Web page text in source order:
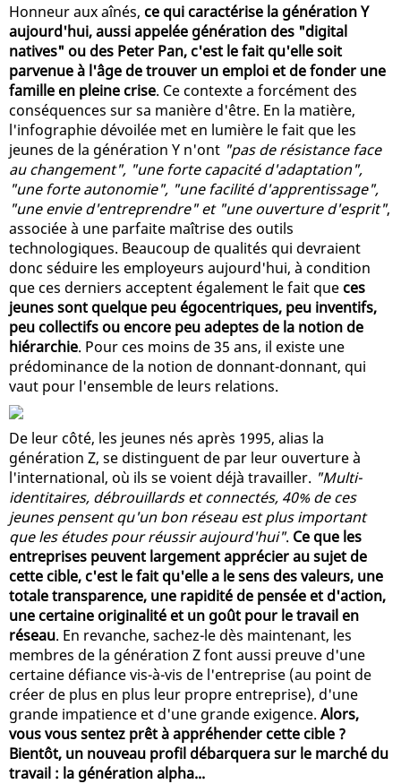
Honneur aux aînés, ce qui caractérise la génération Y
aujourd'hui, aussi appelée génération des "digital
natives" ou des Peter Pan, c'est le fait qu'elle soit
parvenue à l'âge de trouver un emploi et de fonder une
famille en pleine crise. Ce contexte a forcément des
conséquences sur sa manière d'être. En la matière,
l'infographie dévoilée met en lumière le fait que les
jeunes de la génération Y n'ont "pas de résistance face
au changement", "une forte capacité d'adaptation",
"une forte autonomie", "une facilité d'apprentissage",
"une envie d'entreprendre" et "une ouverture d'esprit",
associée à une parfaite maîtrise des outils
technologiques. Beaucoup de qualités qui devraient
donc séduire les employeurs aujourd'hui, à condition
que ces derniers acceptent également le fait que ces
jeunes sont quelque peu égocentriques, peu inventifs,
peu collectifs ou encore peu adeptes de la notion de
hiérarchie. Pour ces moins de 35 ans, il existe une
prédominance de la notion de donnant-donnant, qui
vaut pour l'ensemble de leurs relations.
De leur côté, les jeunes nés après 1995, alias la
génération Z, se distinguent de par leur ouverture à
l'international, où ils se voient déjà travailler. "Multi-
identitaires, débrouillards et connectés, 40% de ces
jeunes pensent qu'un bon réseau est plus important
que les études pour réussir aujourd'hui". Ce que les
entreprises peuvent largement apprécier au sujet de
cette cible, c'est le fait qu'elle a le sens des valeurs, une
totale transparence, une rapidité de pensée et d'action,
une certaine originalité et un goût pour le travail en
réseau. En revanche, sachez-le dès maintenant, les
membres de la génération Z font aussi preuve d'une
certaine défiance vis-à-vis de l'entreprise (au point de
créer de plus en plus leur propre entreprise), d'une
grande impatience et d'une grande exigence. Alors,
vous vous sentez prêt à appréhender cette cible ?
Bientôt, un nouveau profil débarquera sur le marché du
travail : la génération alpha...